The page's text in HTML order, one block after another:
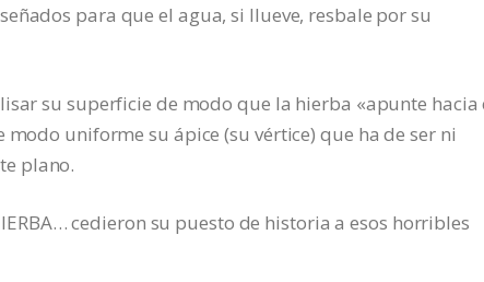
para que el agua, si llueve, resbale por su
su superficie de modo que la hierba «apunte hacia
modo uniforme su ápice (su vértice) que ha de ser ni
plano.
HIERBA… cedieron su puesto de historia a esos horribles